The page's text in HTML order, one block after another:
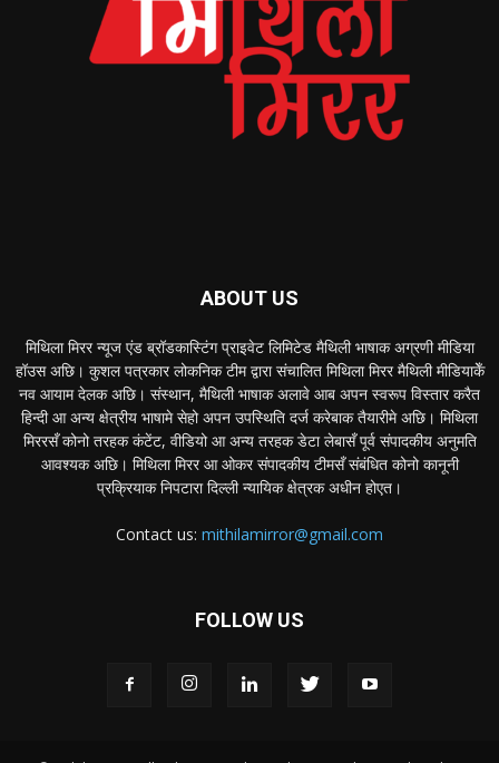
ABOUT US
मिथिला मिरर न्यूज एंड ब्रॉडकास्टिंग प्राइवेट लिमिटेड मैथिली भाषाक अग्रणी मीडिया
हॉउस अछि। कुशल पत्रकार लोकनिक टीम द्वारा संचालित मिथिला मिरर मैथिली मीडियाकेँ
नव आयाम देलक अछि। संस्थान, मैथिली भाषाक अलावे आब अपन स्वरूप विस्तार करैत
हिन्दी आ अन्य क्षेत्रीय भाषामे सेहो अपन उपस्थिति दर्ज करेबाक तैयारीमे अछि। मिथिला
मिररसँ कोनो तरहक कंटेंट, वीडियो आ अन्य तरहक डेटा लेबासँ पूर्व संपादकीय अनुमति
आवश्यक अछि। मिथिला मिरर आ ओकर संपादकीय टीमसँ संबंधित कोनो कानूनी
प्रक्रियाक निपटारा दिल्ली न्यायिक क्षेत्रक अधीन होएत।
Contact us: mithilamirror@gmail.com
FOLLOW US